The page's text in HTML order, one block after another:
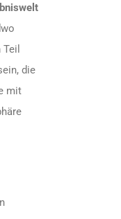
die
mit